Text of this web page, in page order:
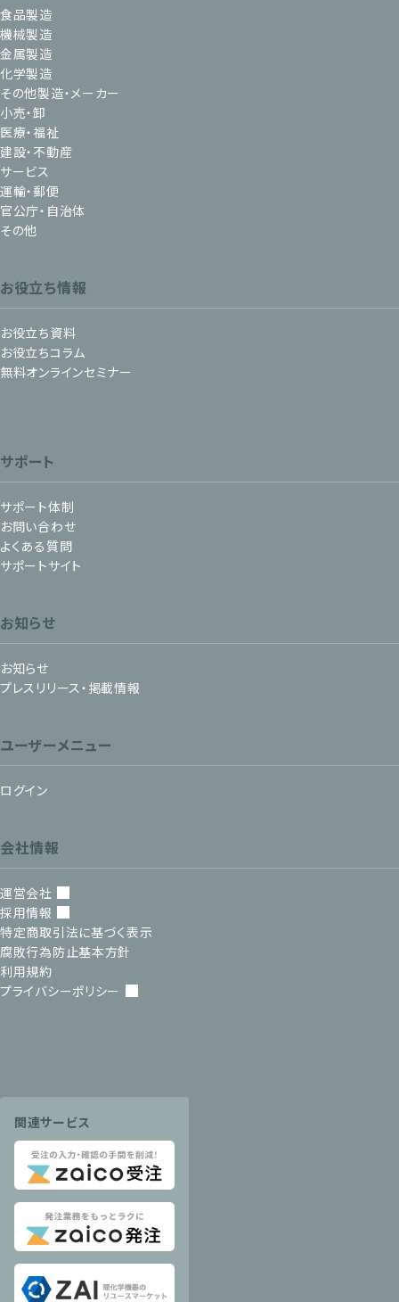
食品製造
機械製造
金属製造
化学製造
その他製造・メーカー
小売・卸
医療・福祉
建設・不動産
サービス
運輸・郵便
官公庁・自治体
その他
お役立ち情報
お役立ち資料
お役立ちコラム
無料オンラインセミナー
サポート
サポート体制
お問い合わせ
よくある質問
サポートサイト
お知らせ
お知らせ
プレスリリース・掲載情報
ユーザーメニュー
ログイン
会社情報
運営会社
採用情報
特定商取引法に基づく表示
腐敗行為防止基本方針
利用規約
プライバシーポリシー
関連サービス